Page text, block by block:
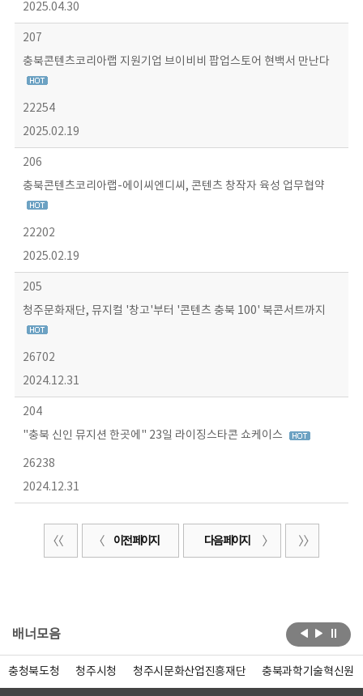
2025.04.30
207
충북콘텐츠코리아랩 지원기업 브이비비 팝업스토어 현백서 만난다
22254
2025.02.19
206
충북콘텐츠코리아랩-에이씨엔디씨, 콘텐츠 창작자 육성 업무협약
22202
2025.02.19
205
청주문화재단, 뮤지컬 '창고'부터 '콘텐츠 충북 100' 북콘서트까지
26702
2024.12.31
204
"충북 신인 뮤지션 한곳에" 23일 라이징스타콘 쇼케이스
26238
2024.12.31
이전 페이지 다음 페이지
배너모음
충청북도청 청주시청 청주시문화산업진흥재단 충북과학기술혁신원